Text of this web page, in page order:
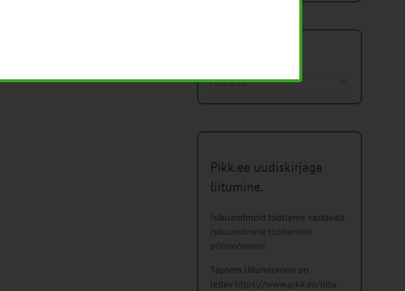
Arhiiv
Pikk.ee uudiskirjaga
liitumine.
Isikuandmeid töötleme vastavalt
Isikuandmete töötlemise
põhimõtetele
Täpsem liitumisvorm on
leitav https://www.pikk.ee/liitu-